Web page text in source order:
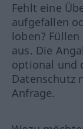
Fehlt eine
aufgefallen
loben?
aus. Die
optional und
Datenschutz
Anfrage.